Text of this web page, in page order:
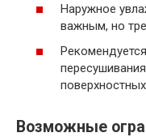
Наружное
важным, но
Возможные